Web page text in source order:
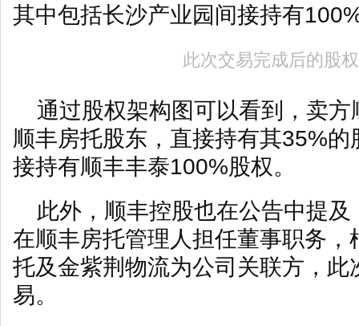
其中包括长沙产业园间接持有
此次交易完成后的股
通过股权架构图可以看到，卖
顺丰房托股东，直接持有其35%
接持有顺丰丰泰100%股权。
此外，顺丰控股也在公告中提
在顺丰房托管理人担任董事职务
托及金紫荆物流为公司关联方，
易。